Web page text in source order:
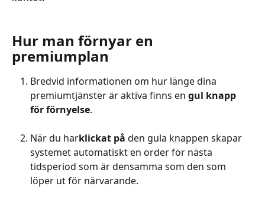
Hur man förnyar en
premiumplan
Bredvid informationen om hur länge dina
premiumtjänster är aktiva finns en gul knapp
för förnyelse.
När du harklickat på den gula knappen skapar
systemet automatiskt en order för nästa
tidsperiod som är densamma som den som
löper ut för närvarande.